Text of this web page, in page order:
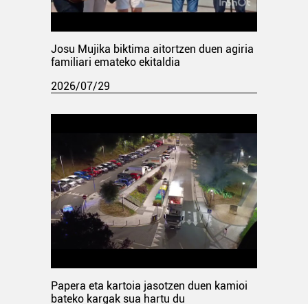
Josu Mujika biktima aitortzen duen agiria
familiari emateko ekitaldia
2026/07/29
Papera eta kartoia jasotzen duen kamioi
bateko kargak sua hartu du